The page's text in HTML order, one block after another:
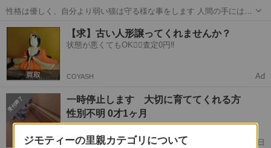
性格は優しく、自分より弱い猫は守る様な事をします 人間の手には警
ジに入ります トイレは上手でそそうはしないです 鳴き声は元気で 可
愛く鳴いてよ～と言うと優しく鳴...
北海道 富良野市 猫 性格
【求】古い人形譲ってくれませんか？
状態が悪くてもOK🙆‍♀️査定0円‼️
COYASH Ad
一時停止します 大切に育ててくれる方
性別不明 0才1ヶ月
富良野駅
6月2日
ジモティーの里親カテゴリについて